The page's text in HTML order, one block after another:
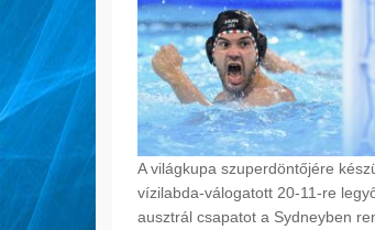
A világkupa szuperdöntőjére
vízilabda-válogatott 20-11-re
ausztrál csapatot a Sydneyben